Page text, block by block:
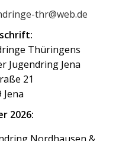
thr@web.de
Thüringens
Jugendring Jena
21
Jena
2026: